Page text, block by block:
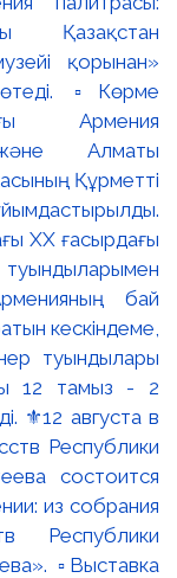
Қазақстан
қорынан»
өтеді. ▫️Көрме
Армения
және Алматы
Құрметті
ХХ ғасырдағы
бай
кескіндеме,
туындылары
12 тамыз - 2
⚜️12 августа в
Республики
состоится
из собрания
Республики
▫️Выставка